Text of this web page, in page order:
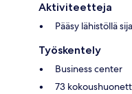
Aktiviteetteja
Pääsy lähistöllä
Työskentely
Business center
73